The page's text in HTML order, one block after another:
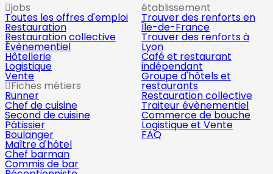
jobs
Toutes les offres d'emploi
Restauration
Restauration collective
Évènementiel
Hôtellerie
Logistique
Vente
Fiches métiers
Runner
Chef de cuisine
Second de cuisine
Pâtissier
Boulanger
Maître d'hôtel
Chef barman
Commis de bar
établissement
Trouver des renforts en
Île-de-France
Trouver des renforts à
Lyon
Café et restaurant
indépendant
Groupe d'hôtels et
restaurants
Restauration collective
Traiteur évènementiel
Commerce de bouche
Logistique et Vente
FAQ